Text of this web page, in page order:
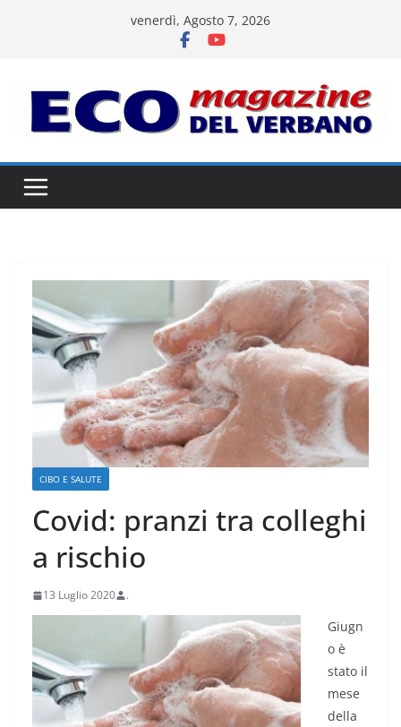
venerdì, Agosto 7, 2026
CIBO E SALUTE
Covid: pranzi tra colleghi
a rischio
13 Luglio 2020 .
Giugn
o è
stato il
mese
della